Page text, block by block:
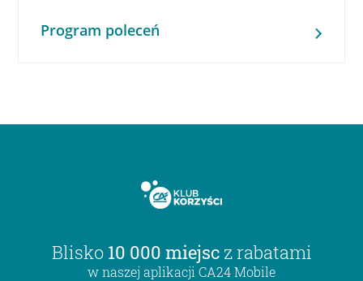
Program poleceń
Blisko 10 000 miejsc z rabatami
w naszej aplikacji CA24 Mobile